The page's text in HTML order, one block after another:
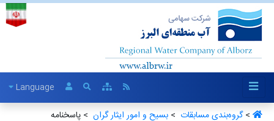
Language
>گروه‌بندی مسابقات ‏ >بسیح و امور ایثار گران ‏ > پاسخنامه